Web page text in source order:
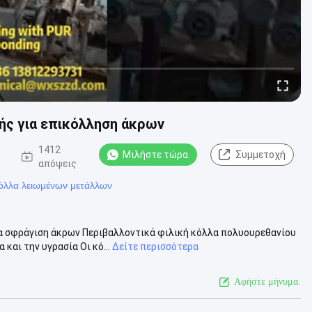
για επικόλληση άκρων
1412
απόψεις
Μιλήστε τώρα. Συμμετοχή
λειωμένων μετάλλων
άκρων Περιβαλλοντικά φιλική κόλλα πολυουρεθανίου
την υγρασία Οι κό...
Δείτε περισσότερα
Αφήστε μήνυμα.